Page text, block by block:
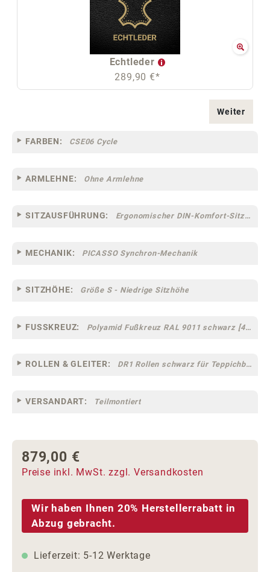
Echtleder
289,90 €*
Weiter
FARBEN: CSE06 Cycle
ARMLEHNE: Ohne Armlehne
SITZAUSFÜHRUNG: Ergonomischer DIN-Komfort-Sitz [75]
MECHANIK: PICASSO Synchron-Mechanik
SITZHÖHE: Größe S - Niedrige Sitzhöhe
FUSSKREUZ: Polyamid Fußkreuz RAL 9011 schwarz [44]
ROLLEN & GLEITER: DR1 Rollen schwarz für Teppichböden [10]
VERSANDART: Teilmontiert
Regulärer Preis:
879,00 €
Preise inkl. MwSt. zzgl. Versandkosten
Wir haben Ihnen 20% Herstellerrabatt in
Abzug gebracht.
Lieferzeit: 5-12 Werktage